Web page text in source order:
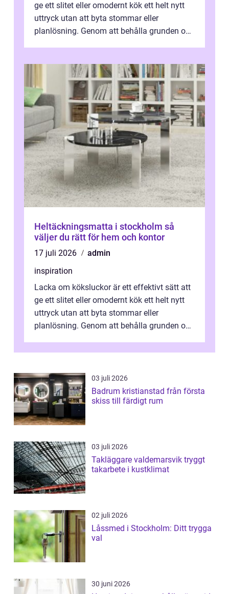
ge ett slitet eller omodernt kök ett helt nytt
uttryck utan att byta stommar eller
planlösning. Genom att behålla grunden och
Heltäckningsmatta i stockholm så
väljer du rätt för hem och kontor
17 juli 2026
admin
inspiration
Lacka om köksluckor är ett effektivt sätt att
ge ett slitet eller omodernt kök ett helt nytt
uttryck utan att byta stommar eller
planlösning. Genom att behålla grunden och
03 juli 2026
Badrum kristianstad från första
skiss till färdigt rum
03 juli 2026
Takläggare valdemarsvik tryggt
takarbete i kustklimat
02 juli 2026
Låssmed i Stockholm: Ditt trygga
val
30 juni 2026